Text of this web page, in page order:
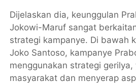
Dijelaskan dia, keunggulan
Jokowi-Maruf sangat
strategi kampanye. Di bawah
Joko Santoso, kampanye
menggunakan strategi
masyarakat dan menyerap